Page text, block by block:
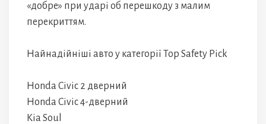
«добре» при ударі об перешкоду з малим
перекриттям.
Найнадійніші авто у категорії Top Safety Pick
Honda Civic 2 дверний
Honda Civic 4-дверний
Kia Soul